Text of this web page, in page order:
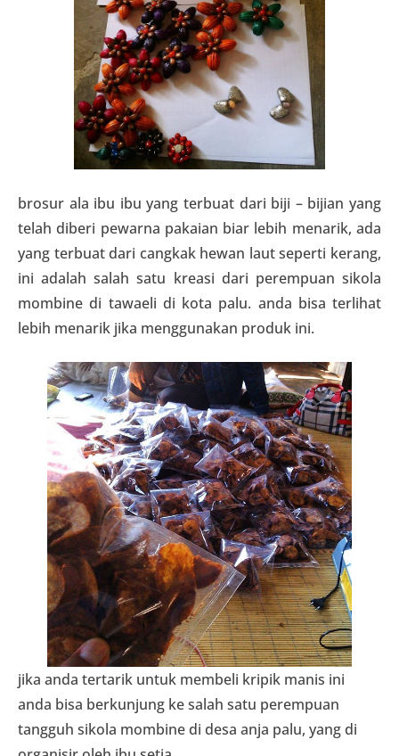
brosur ala ibu ibu yang terbuat dari biji – bijian yang
telah diberi pewarna pakaian biar lebih menarik, ada
yang terbuat dari cangkak hewan laut seperti kerang,
ini adalah salah satu kreasi dari perempuan sikola
mombine di tawaeli di kota palu. anda bisa terlihat
lebih menarik jika menggunakan produk ini.
jika anda tertarik untuk membeli kripik manis ini
anda bisa berkunjung ke salah satu perempuan
tangguh sikola mombine di desa anja palu, yang di